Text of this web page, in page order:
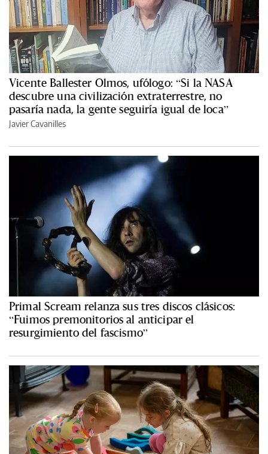
Vicente Ballester Olmos, ufólogo: “Si la NASA
descubre una civilización extraterrestre, no
pasaría nada, la gente seguiría igual de loca”
Javier Cavanilles
Primal Scream relanza sus tres discos clásicos:
“Fuimos premonitorios al anticipar el
resurgimiento del fascismo”